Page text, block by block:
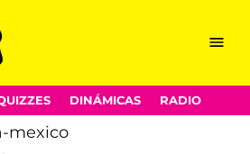
Menu
DINÁMICAS RADIO